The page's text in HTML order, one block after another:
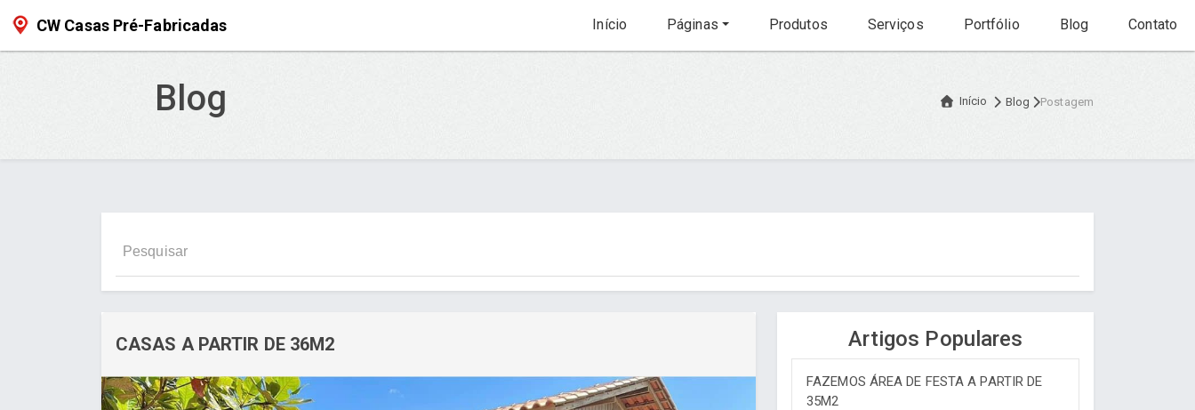
CW Casas Pré-Fabricadas Início Páginas Produtos Serviços Portfólio Blog Contato
Blog Início Blog Postagem
CASAS A PARTIR DE 36M2 Artigos Populares
FAZEMOS ÁREA DE FESTA A PARTIR DE
35M2